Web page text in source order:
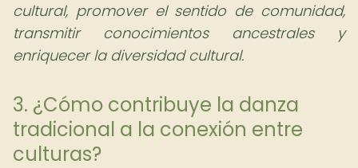
cultural, promover el sentido de comunidad,
transmitir conocimientos ancestrales y
enriquecer la diversidad cultural.
3. ¿Cómo contribuye la danza
tradicional a la conexión entre
culturas?